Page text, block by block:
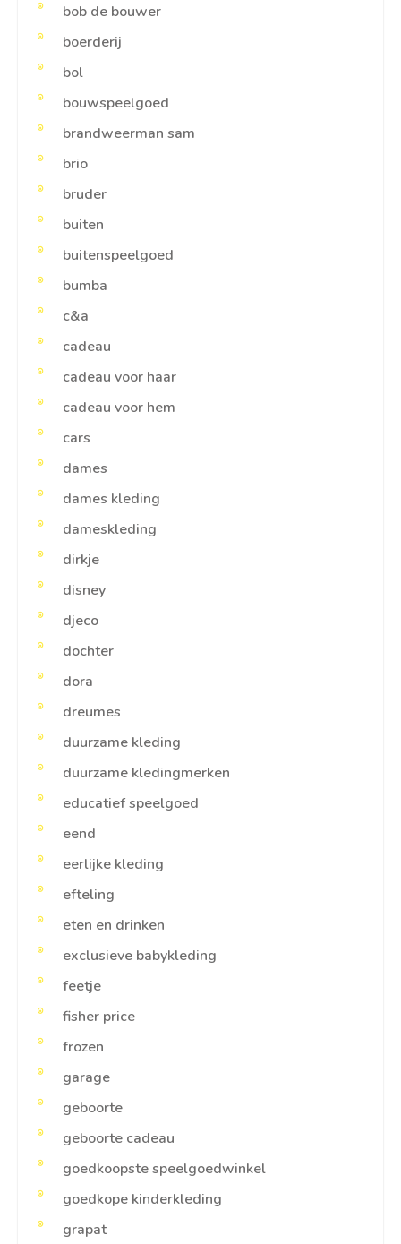
bob de bouwer
boerderij
bol
bouwspeelgoed
brandweerman sam
brio
bruder
buiten
buitenspeelgoed
bumba
c&a
cadeau
cadeau voor haar
cadeau voor hem
cars
dames
dames kleding
dameskleding
dirkje
disney
djeco
dochter
dora
dreumes
duurzame kleding
duurzame kledingmerken
educatief speelgoed
eend
eerlijke kleding
efteling
eten en drinken
exclusieve babykleding
feetje
fisher price
frozen
garage
geboorte
geboorte cadeau
goedkoopste speelgoedwinkel
goedkope kinderkleding
grapat